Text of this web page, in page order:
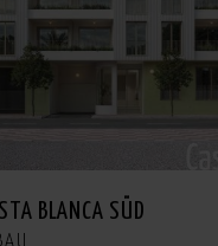
BLANCA SÜD